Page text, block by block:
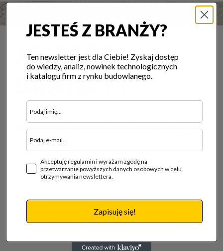
JESTEŚ Z
BRANŻY?
Ten newsletter jest dla Ciebie! Zyskaj dostęp do wiedzy,
analiz, nowinek technologicznych i katalogu firm z rynku
budowlanego.
Akceptuję regulamin i wyrażam zgodę na przetwarzanie
JESTEŚ Z BRANŻY?
Ten newsletter jest dla Ciebie! Zyskaj dostęp
do wiedzy, analiz, nowinek technologicznych
i katalogu firm z rynku budowlanego.
Akceptuję regulamin i wyrażam zgodę na
przetwarzanie powyższych danych osobowych w celu
otrzymywania newslettera.
Zapisuję się!